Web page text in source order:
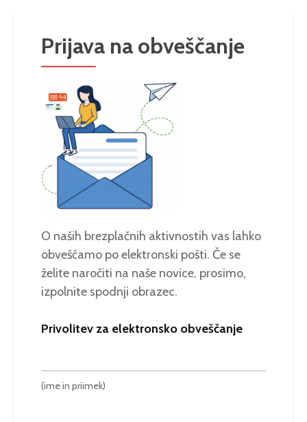
Prijava na obveščanje
O naših brezplačnih aktivnostih vas lahko
obveščamo po elektronski pošti. Če se
želite naročiti na naše novice, prosimo,
izpolnite spodnji obrazec.
Privolitev za elektronsko obveščanje
(ime in priimek)